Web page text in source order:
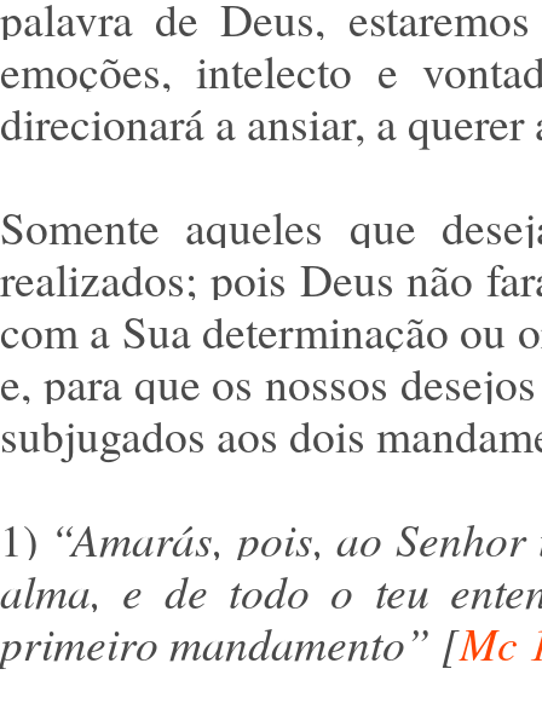
palavra de Deus,
emoções, intelecto e
direcionará a ansiar, a
Somente aqueles que
realizados; pois Deus não
com a Sua determinação ou
e, para que os nossos
subjugados aos dois
1) “Amarás, pois, ao
alma, e de todo o teu
primeiro mandamento” [Mc